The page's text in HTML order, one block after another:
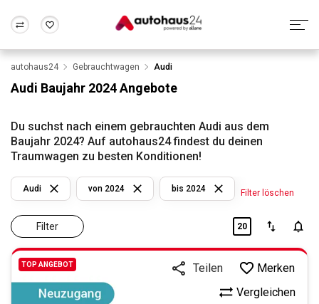
Wir bewerten dein Auto
Alle Fragen & Antworten
Rund um die Inzahlungnahme
Frankfurt Wuppertal
autohaus24 Gebrauchtwagen Audi
Audi Baujahr 2024 Angebote
Du suchst nach einem gebrauchten Audi aus dem
Baujahr 2024? Auf autohaus24 findest du deinen
Traumwagen zu besten Konditionen!
Filter
Audi von 2024 bis 2024 Filter löschen
20
TOP ANGEBOT
Vergleichen
Teilen Merken